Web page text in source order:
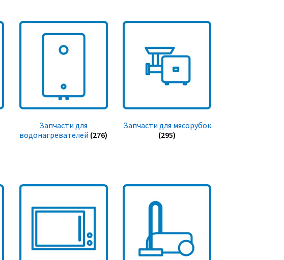
Запчасти для
водонагревателей (276)
Запчасти для мясорубок
(295)